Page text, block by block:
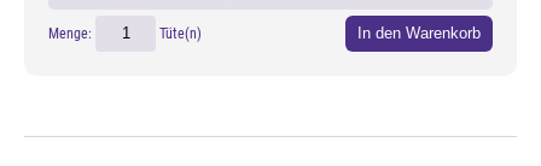
Menge: Tüte(n) In den Warenkorb